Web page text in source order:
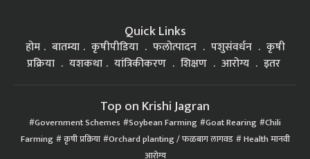
Quick Links
होम बातम्या कृषीपीडिया फलोत्पादन पशुसंवर्धन
कृषी
प्रक्रिया
यशकथा यांत्रिकीकरण शिक्षण आरोग्य इतर
Top on Krishi Jagran
Government Schemes Soybean Farming Goat Rearing Chili
Farming कृषी प्रक्रिया Orchard planting / फळबाग लागवड Health मानवी
आरोग्य